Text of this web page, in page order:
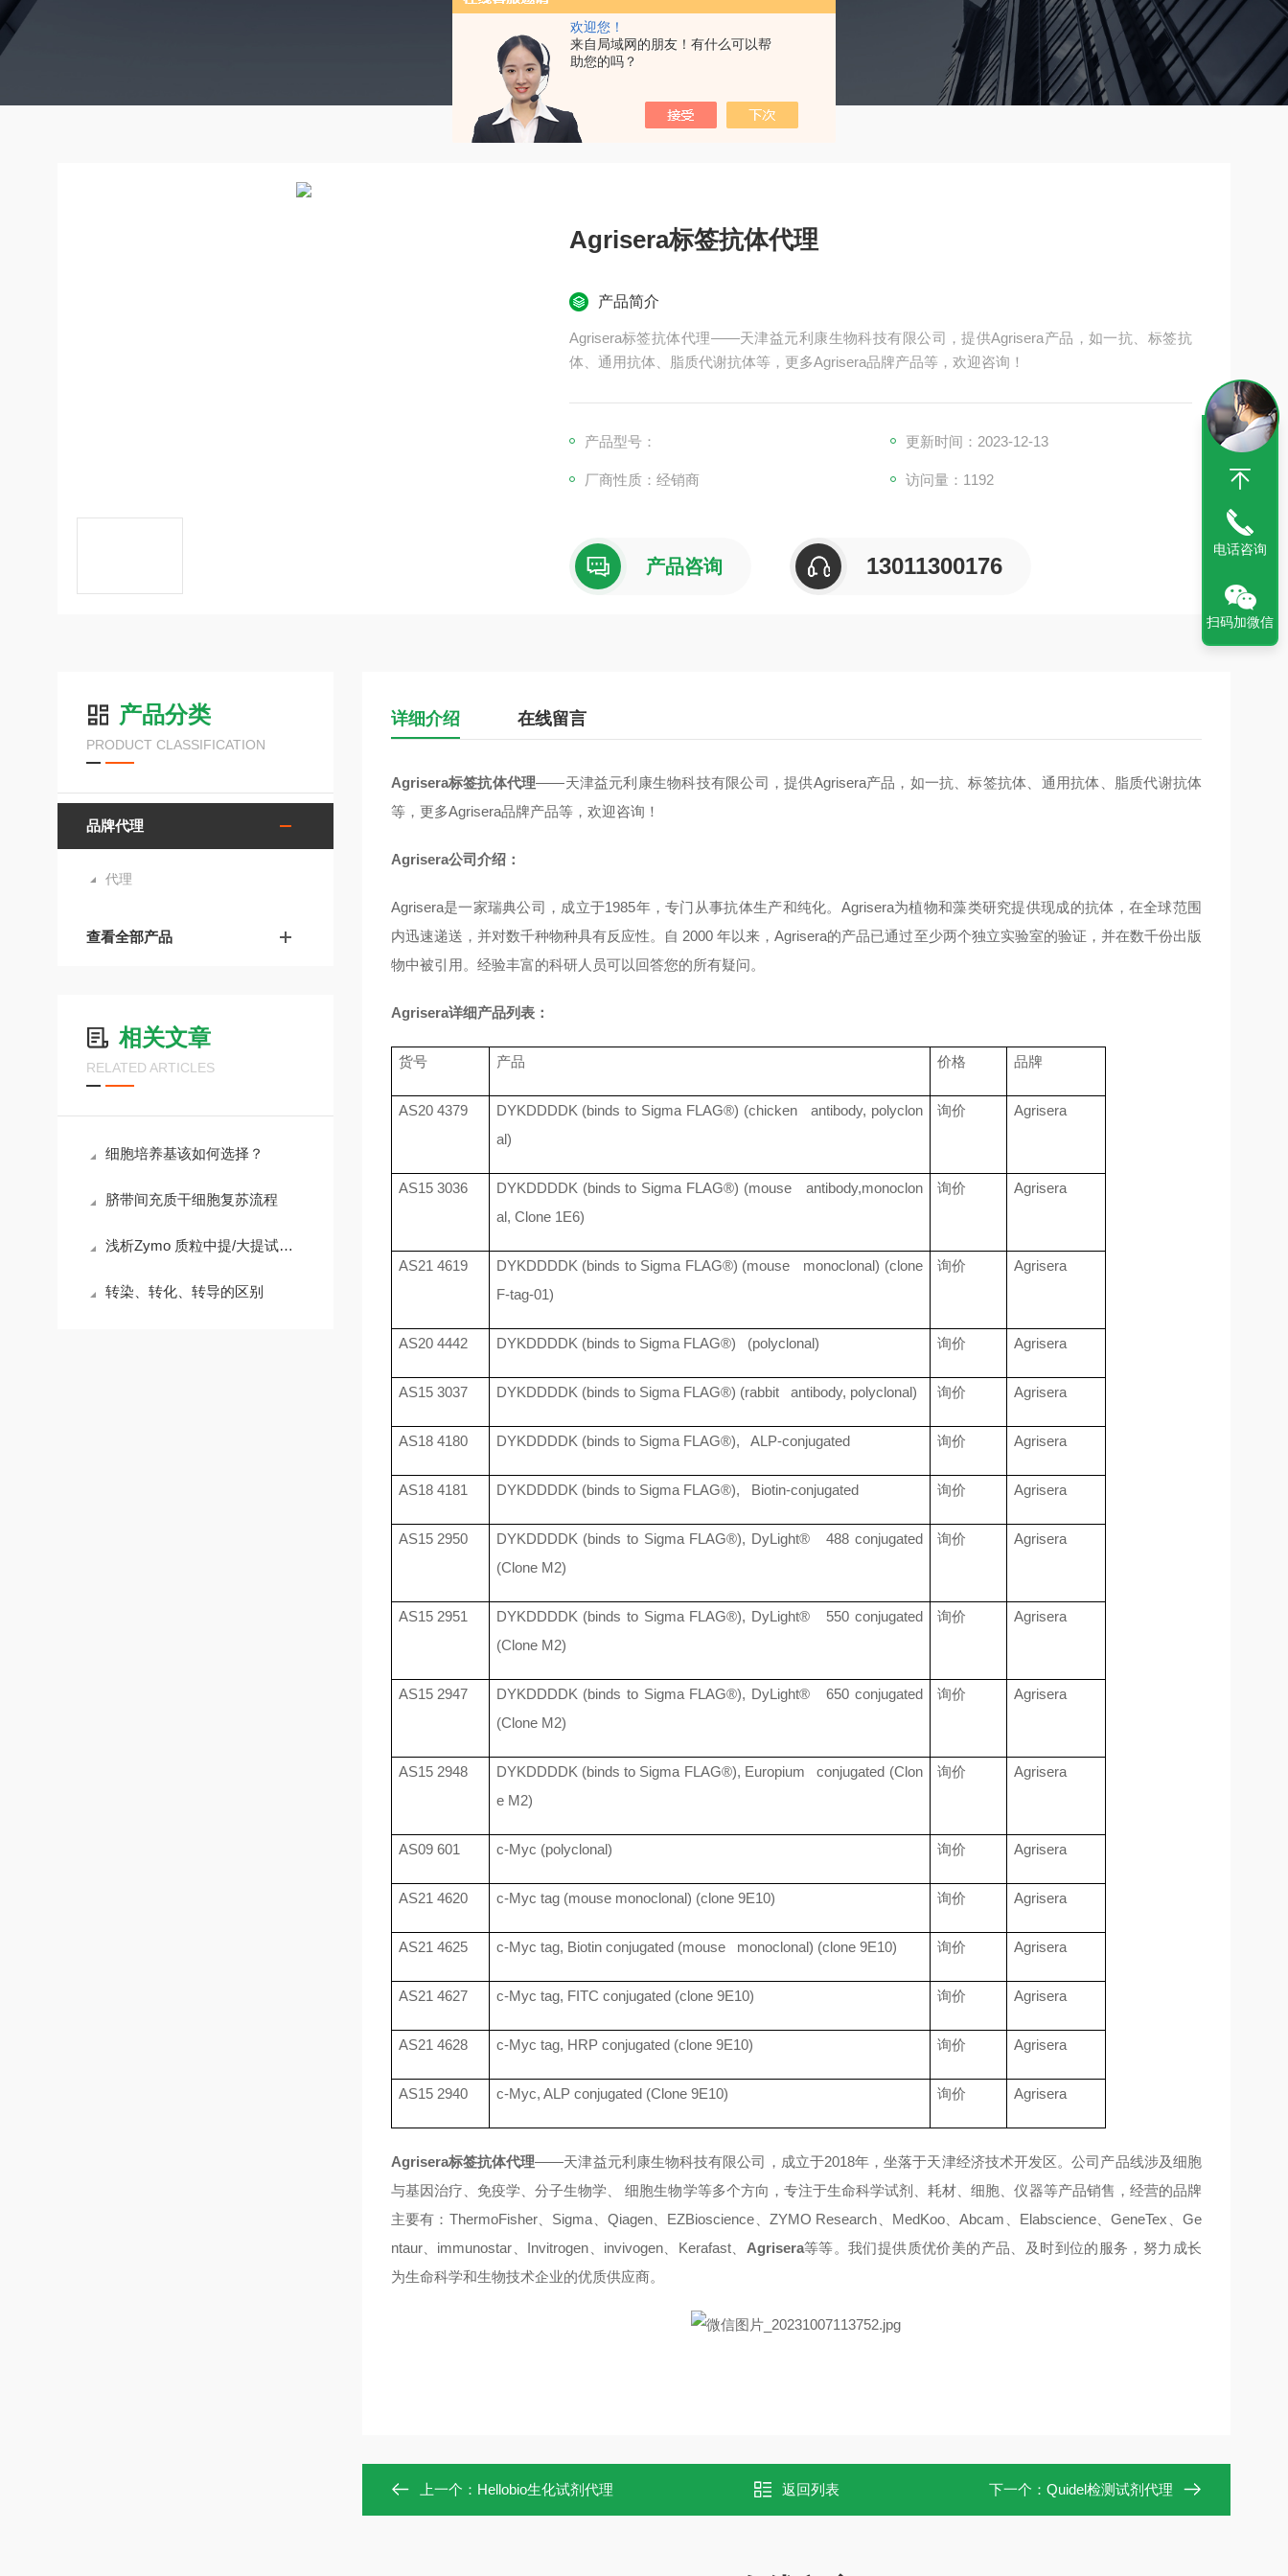
欢迎您！
来自局域网的朋友！有什么可以帮
助您的吗？
Agrisera标签抗体代理
产品简介
Agrisera标签抗体代理——天津益元利康生物科技有限公司，提供Agrisera产品，如一抗、标签抗
体、通用抗体、脂质代谢抗体等，更多Agrisera品牌产品等，欢迎咨询！
产品型号： 更新时间：2023-12-13
厂商性质：经销商 访问量：1192
产品咨询 13011300176
产品分类
PRODUCT CLASSIFICATION
品牌代理
代理
查看全部产品
相关文章
RELATED ARTICLES
细胞培养基该如何选择？
脐带间充质干细胞复苏流程
浅析Zymo 质粒中提/大提试剂盒的使用方法
转染、转化、转导的区别
详细介绍 在线留言
Agrisera标签抗体代理——天津益元利康生物科技有限公司，提供Agrisera产品，如一抗、标签抗体、通用抗体、脂质代谢抗体
等，更多Agrisera品牌产品等，欢迎咨询！
Agrisera公司介绍：
Agrisera是一家瑞典公司，成立于1985年，专门从事抗体生产和纯化。Agrisera为植物和藻类研究提供现成的抗体，在全球范围
内迅速递送，并对数千种物种具有反应性。自 2000 年以来，Agrisera的产品已通过至少两个独立实验室的验证，并在数千份出版
物中被引用。经验丰富的科研人员可以回答您的所有疑问。
Agrisera详细产品列表：
货号 产品 价格 品牌
AS20 4379
DYKDDDDK (binds to Sigma FLAG®) (chicken antibody, polyclon
al)
询价 Agrisera
AS15 3036
DYKDDDDK (binds to Sigma FLAG®) (mouse antibody,monoclon
al, Clone 1E6)
询价 Agrisera
AS21 4619
DYKDDDDK (binds to Sigma FLAG®) (mouse monoclonal) (clone
F-tag-01)
询价 Agrisera
AS20 4442 DYKDDDDK (binds to Sigma FLAG®) (polyclonal) 询价 Agrisera
AS15 3037 DYKDDDDK (binds to Sigma FLAG®) (rabbit antibody, polyclonal) 询价 Agrisera
AS18 4180 DYKDDDDK (binds to Sigma FLAG®), ALP-conjugated 询价 Agrisera
AS18 4181 DYKDDDDK (binds to Sigma FLAG®), Biotin-conjugated 询价 Agrisera
AS15 2950
DYKDDDDK (binds to Sigma FLAG®), DyLight® 488 conjugated
(Clone M2)
询价 Agrisera
AS15 2951
DYKDDDDK (binds to Sigma FLAG®), DyLight® 550 conjugated
(Clone M2)
询价 Agrisera
AS15 2947
DYKDDDDK (binds to Sigma FLAG®), DyLight® 650 conjugated
(Clone M2)
询价 Agrisera
AS15 2948
DYKDDDDK (binds to Sigma FLAG®), Europium conjugated (Clon
e M2)
询价 Agrisera
AS09 601 c-Myc (polyclonal) 询价 Agrisera
AS21 4620 c-Myc tag (mouse monoclonal) (clone 9E10) 询价 Agrisera
AS21 4625 c-Myc tag, Biotin conjugated (mouse monoclonal) (clone 9E10) 询价 Agrisera
AS21 4627 c-Myc tag, FITC conjugated (clone 9E10) 询价 Agrisera
AS21 4628 c-Myc tag, HRP conjugated (clone 9E10) 询价 Agrisera
AS15 2940 c-Myc, ALP conjugated (Clone 9E10) 询价 Agrisera
Agrisera标签抗体代理——天津益元利康生物科技有限公司，成立于2018年，坐落于天津经济技术开发区。公司产品线涉及细胞
与基因治疗、免疫学、分子生物学、 细胞生物学等多个方向，专注于生命科学试剂、耗材、细胞、仪器等产品销售，经营的品牌
主要有：ThermoFisher、Sigma、Qiagen、EZBioscience、ZYMO Research、MedKoo、Abcam、Elabscience、GeneTex、Ge
ntaur、immunostar、Invitrogen、invivogen、Kerafast、 Agrisera等等。我们提供质优价美的产品、及时到位的服务，努力成长
为生命科学和生物技术企业的优质供应商。
上一个： Hellobio生化试剂代理 返回列表 下一个： Quidel检测试剂代理
电话咨询
扫码加微信